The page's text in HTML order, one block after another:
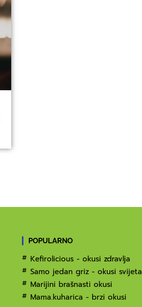
POPULARNO
Kefirolicious - okusi zdravlja
Samo jedan griz - okusi svijeta
Marijini brašnasti okusi
Mama.kuharica - brzi okusi